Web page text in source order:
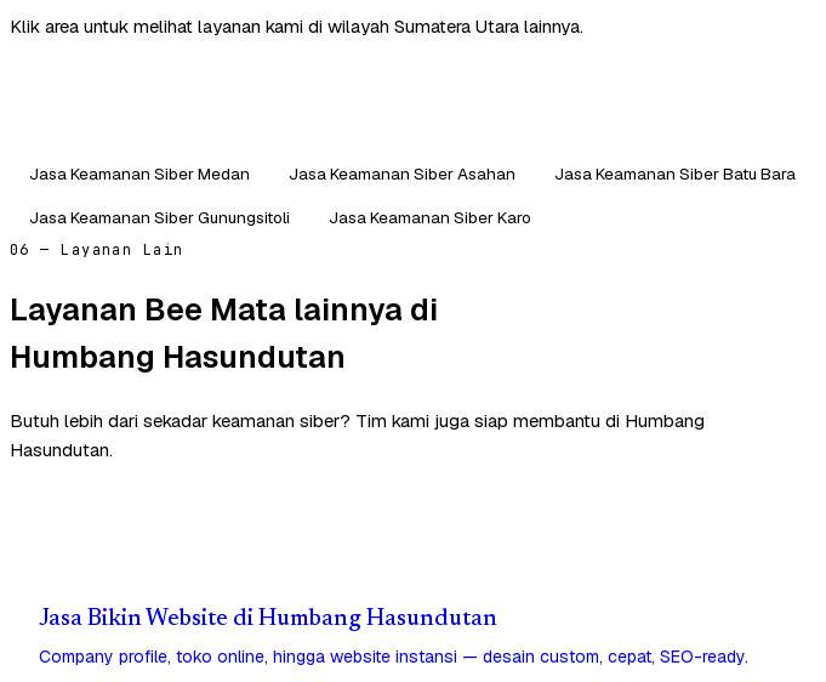
Klik area untuk melihat layanan kami di wilayah Sumatera Utara lainnya.
Jasa Keamanan Siber Medan Jasa Keamanan Siber Asahan Jasa Keamanan Siber Batu Bara
Jasa Keamanan Siber Gunungsitoli
Jasa Keamanan Siber Karo
06 — Layanan Lain
Layanan Bee Mata lainnya di
Humbang Hasundutan
Butuh lebih dari sekadar keamanan siber? Tim kami juga siap membantu di Humbang
Hasundutan.
Jasa Bikin Website di Humbang Hasundutan
Company profile, toko online, hingga website instansi — desain custom, cepat, SEO-ready.